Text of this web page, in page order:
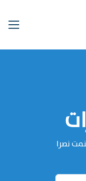
نصرا